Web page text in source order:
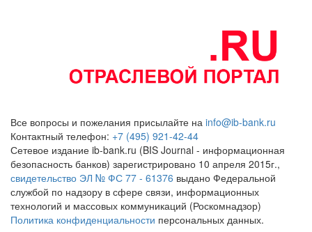
Все вопросы и пожелания присылайте на info@ib-bank.ru
Контактный телефон: +7 (495) 921-42-44
Сетевое издание ib-bank.ru (BIS Journal - информационная
безопасность банков) зарегистрировано 10 апреля 2015г.,
свидетельство ЭЛ № ФС 77 - 61376 выдано Федеральной
службой по надзору в сфере связи, информационных
технологий и массовых коммуникаций (Роскомнадзор)
Политика конфиденциальности персональных данных.